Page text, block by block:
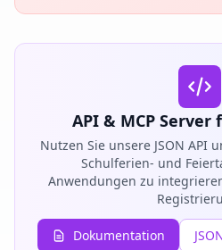
API & MCP
Nutzen Sie unsere JSON API
Schulferien- und
Anwendungen zu
Dokumentation